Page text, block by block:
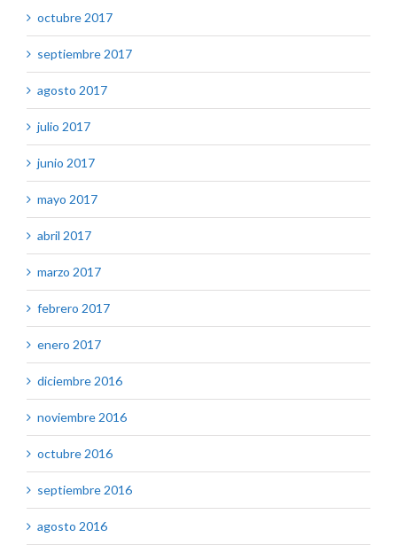
octubre 2017
septiembre 2017
agosto 2017
julio 2017
junio 2017
mayo 2017
abril 2017
marzo 2017
febrero 2017
enero 2017
diciembre 2016
noviembre 2016
octubre 2016
septiembre 2016
agosto 2016